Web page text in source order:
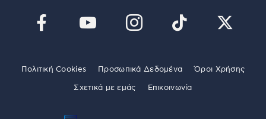
Πολιτική Cookies Προσωπικά Δεδομένα Όροι Χρήσης
Σχετικά με εμάς Επικοινωνία